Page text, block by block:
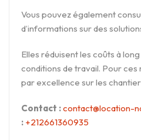
Vous pouvez également
d’informations sur des
Elles réduisent les coûts à
conditions de travail. Pour ces
par excellence sur les
Contact :contact@location-
: +212661360935